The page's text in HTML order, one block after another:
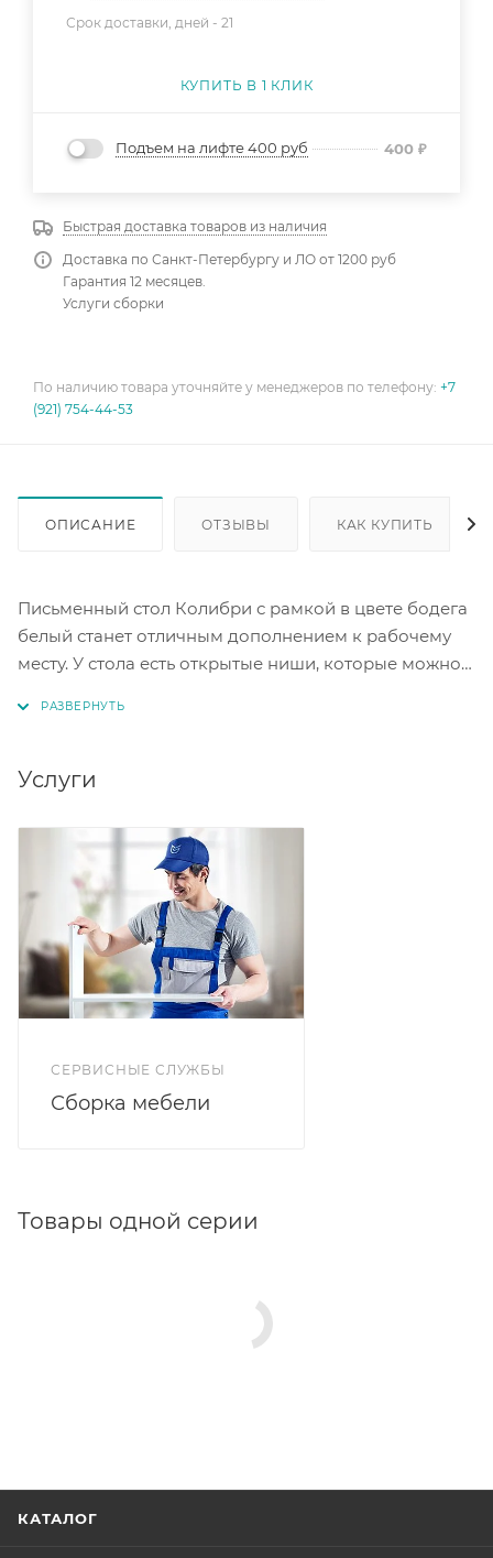
Срок доставки, дней - 21
КУПИТЬ В 1 КЛИК
Подъем на лифте 400 руб 400 ₽
Быстрая доставка товаров из наличия
Доставка по Санкт-Петербургу и ЛО от 1200 руб
Гарантия 12 месяцев.
Услуги сборки
По наличию товара уточняйте у менеджеров по телефону: +7
(921) 754-44-53
ОПИСАНИЕ ОТЗЫВЫ КАК КУПИТЬ
Письменный стол Колибри с рамкой в цвете бодега
белый станет отличным дополнением к рабочему
месту. У стола есть открытые ниши, которые можно
документы. Благодаря своему дизайну и
любого интерьера. Стол удобен в использовании и
поможет организовать рабочее пространство
максимально эффективно.
Услуги
СЕРВИСНЫЕ СЛУЖБЫ
Сборка мебели
Товары одной серии
КАТАЛОГ